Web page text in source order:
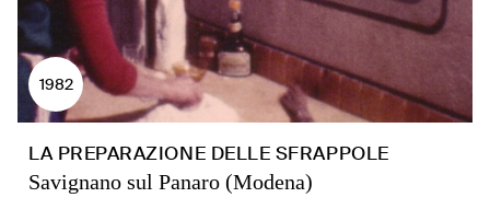
1982
LA PREPARAZIONE DELLE SFRAPPOLE
Savignano sul Panaro (Modena)